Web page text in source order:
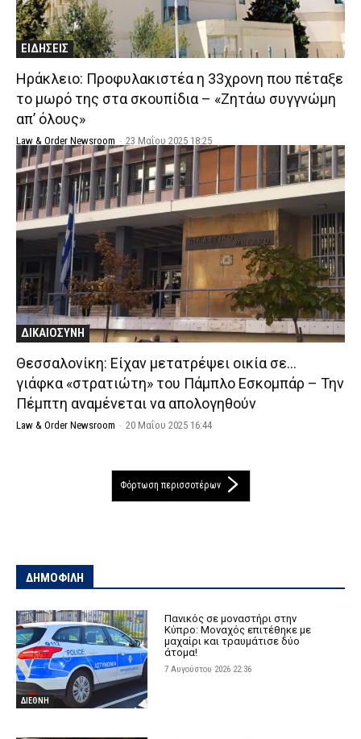
ΕΙΔΗΣΕΙΣ
Ηράκλειο: Προφυλακιστέα η 33χρονη που πέταξε
το μωρό της στα σκουπίδια – «Ζητάω συγγνώμη
απ’ όλους»
Law & Order Newsroom - 23 Μαΐου 2025 18:25
ΔΙΚΑΙΟΣΥΝΗ
Θεσσαλονίκη: Είχαν μετατρέψει οικία σε…
γιάφκα «στρατιώτη» του Πάμπλο Εσκομπάρ – Την
Πέμπτη αναμένεται να απολογηθούν
Law & Order Newsroom - 20 Μαΐου 2025 16:44
Φόρτωση περισσοτέρων
ΔΗΜΟΦΙΛΗ
ΔΙΕΘΝΗ
Πανικός σε μοναστήρι στην
Κύπρο: Μοναχός επιτέθηκε με
μαχαίρι και τραυμάτισε δύο
άτομα!
7 Αυγούστου 2026 22:36